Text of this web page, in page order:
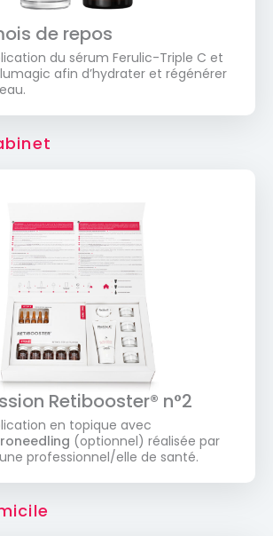
de repos
du sérum Ferulic-Triple C et
afin d’hydrater et régénérer
Retibooster® n°2
en topique avec
(optionnel) réalisée par
professionnel/elle de santé.